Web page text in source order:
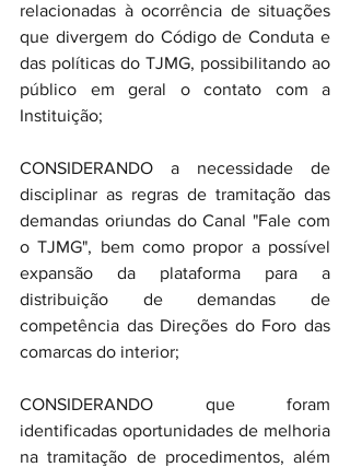
relacionadas à ocorrência de situações
que divergem do Código de Conduta e
das políticas do TJMG, possibilitando ao
público em geral o contato com a
Instituição;
CONSIDERANDO a necessidade de
disciplinar as regras de tramitação das
demandas oriundas do Canal "Fale com
o TJMG", bem como propor a possível
expansão da plataforma para a
distribuição de demandas de
competência das Direções do Foro das
comarcas do interior;
CONSIDERANDO que foram
identificadas oportunidades de melhoria
na tramitação de procedimentos, além